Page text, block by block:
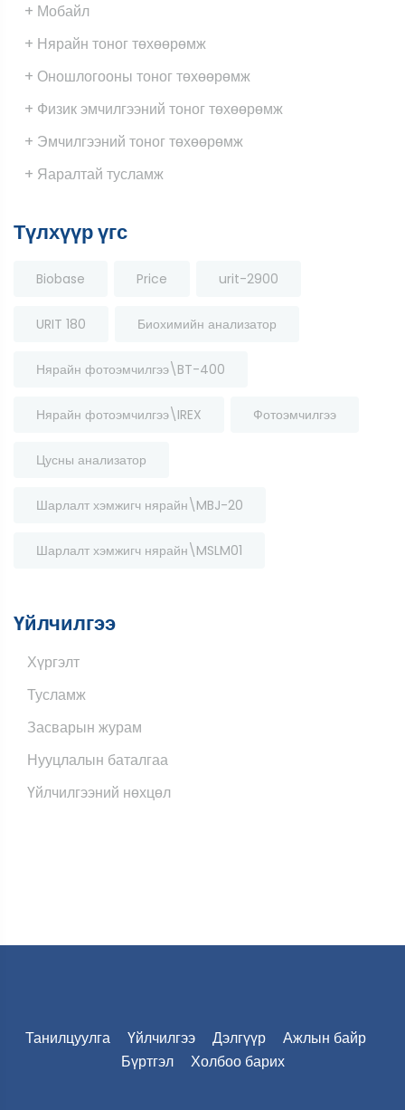
+ Мобайл
+ Нярайн тоног төхөөрөмж
+ Оношлогооны тоног төхөөрөмж
+ Физик эмчилгээний тоног төхөөрөмж
+ Эмчилгээний тоног төхөөрөмж
+ Яаралтай тусламж
Түлхүүр үгс
Biobase Price urit-2900
URIT 180 Биохимийн анализатор
Нярайн фотоэмчилгээ\BT-400
Нярайн фотоэмчилгээ\IREX Фотоэмчилгээ
Цусны анализатор
Шарлалт хэмжигч нярайн\MBJ-20
Шарлалт хэмжигч нярайн\MSLM01
Үйлчилгээ
Хүргэлт
Тусламж
Засварын журам
Нууцлалын баталгаа
Үйлчилгээний нөхцөл
Танилцуулга Үйлчилгээ Дэлгүүр
Ажлын байр
Бүртгэл
Холбоо барих